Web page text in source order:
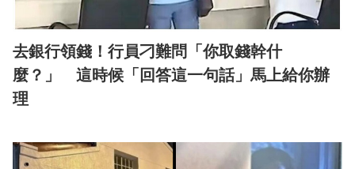
去銀行領錢！行員刁難問「你取錢幹什
麼？」 這時候「回答這一句話」馬上給你辦
理